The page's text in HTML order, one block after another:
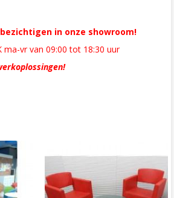
in onze showroom!
ma-vr van 09:00 tot 18:30 uur